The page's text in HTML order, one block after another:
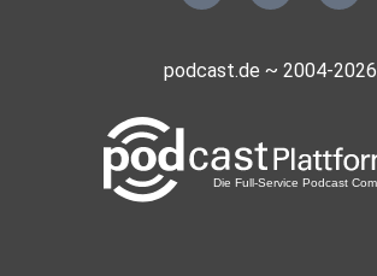
podcast.de ~ 2004-2026